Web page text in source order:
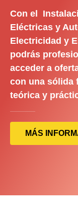
Con el
Eléctricas y
Electricidad y
podrás
acceder a
con una sólida
teórica y
MÁS